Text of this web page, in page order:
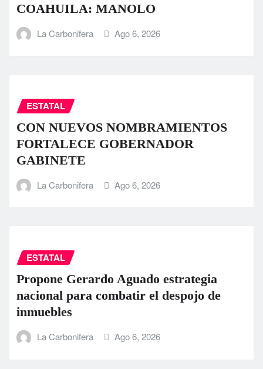
COAHUILA: MANOLO
La Carbonifera Ago 6, 2026
ESTATAL
CON NUEVOS NOMBRAMIENTOS
FORTALECE GOBERNADOR
GABINETE
La Carbonifera Ago 6, 2026
ESTATAL
Propone Gerardo Aguado estrategia
nacional para combatir el despojo de
inmuebles
La Carbonifera Ago 6, 2026